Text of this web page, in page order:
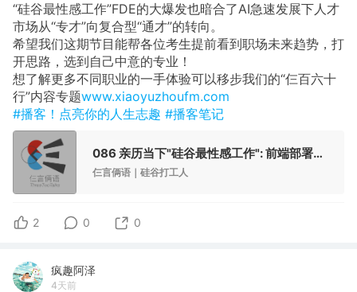
“硅谷最性感工作”FDE的大爆发也暗合了AI急速发展下人才
市场从“专才”向复合型“通才”的转向。
希望我们这期节目能帮各位考生提前看到职场未来趋势，打
开思路，选到自己中意的专业！
想了解更多不同职业的一手体验可以移步我们的“仨百六十
行”内容专题www.xiaoyuzhoufm.com
#播客！点亮你的人生志趣 #播客笔记
086 亲历当下"硅谷最性感工作": 前端部署工程师(FDE) | 串台《佐治亚小帅》
仨言俩语｜硅谷打工人
2 0 0
疯趣阿泽
4天前